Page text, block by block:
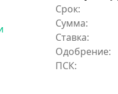
Срок:
Сумма:
Ставка:
Одобрение: